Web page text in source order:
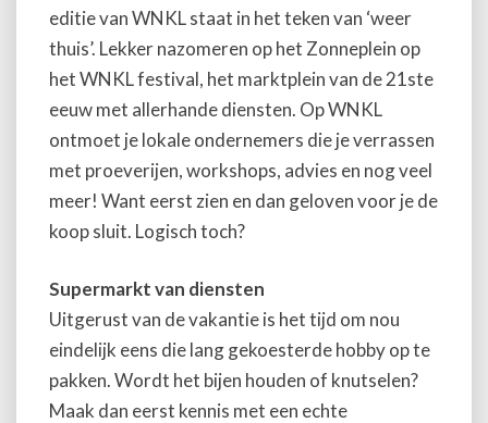
editie van WNKL staat in het teken van ‘weer
thuis’. Lekker nazomeren op het Zonneplein op
het WNKL festival, het marktplein van de 21ste
eeuw met allerhande diensten. Op WNKL
ontmoet je lokale ondernemers die je verrassen
met proeverijen, workshops, advies en nog veel
meer! Want eerst zien en dan geloven voor je de
koop sluit. Logisch toch?
Supermarkt van diensten
Uitgerust van de vakantie is het tijd om nou
eindelijk eens die lang gekoesterde hobby op te
pakken. Wordt het bijen houden of knutselen?
Maak dan eerst kennis met een echte